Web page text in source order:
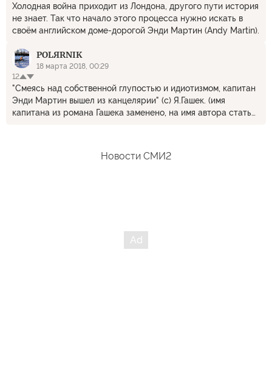
Холодная война приходит из Лондона, другого пути история
не знает. Так что начало этого процесса нужно искать в
своём английском доме-дорогой Энди Мартин (Andy Martin).
POLЯRNIK
18 марта 2018, 00:29
12
"Смеясь над собственной глупостью и идиотизмом, капитан
Энди Мартин вышел из канцелярии" (с) Я.Гашек. (имя
капитана из романа Гашека заменено, на имя автора статьи
Новости СМИ2